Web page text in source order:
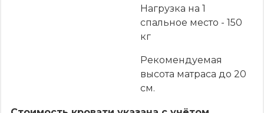
Нагрузка на 1
спальное место - 150
кг
Рекомендуемая
высота матраса до 20
см.